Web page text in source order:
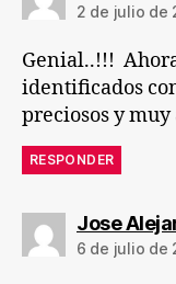
2 de julio de
Genial..!!!
identificados
preciosos y
RESPONDER
Jose
6 de julio de